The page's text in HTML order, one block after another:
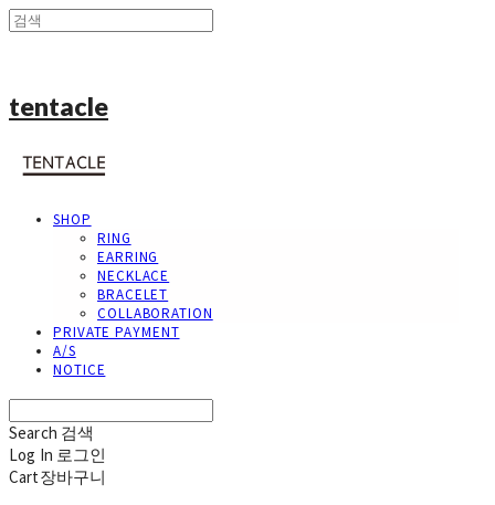
tentacle
SHOP
RING
EARRING
NECKLACE
BRACELET
COLLABORATION
PRIVATE PAYMENT
A/S
NOTICE
Search 검색
Log In 로그인
Cart장바구니